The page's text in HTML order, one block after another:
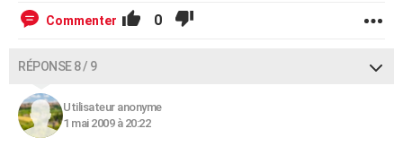
Commenter 0
RÉPONSE 8 / 9
Utilisateur anonyme
1 mai 2009 à 20:22